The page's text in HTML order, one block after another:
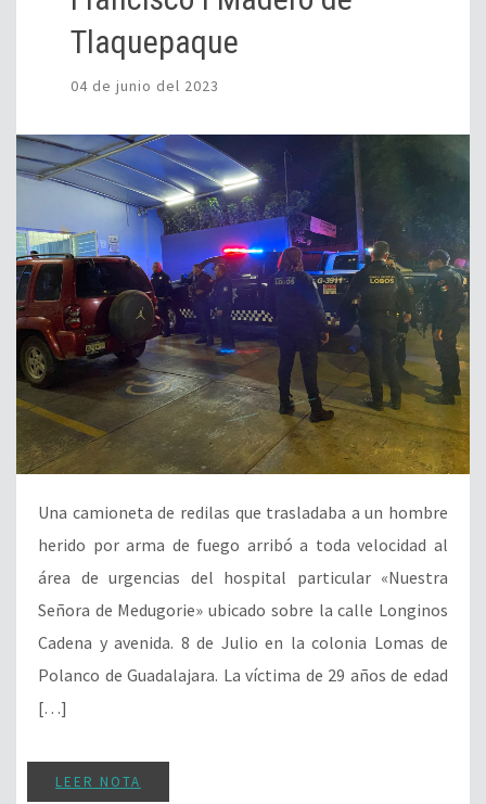
Tlaquepaque
04 de junio del 2023
Una camioneta de redilas que trasladaba a un hombre
herido por arma de fuego arribó a toda velocidad al
área de urgencias del hospital particular «Nuestra
Señora de Medugorie» ubicado sobre la calle Longinos
Cadena y avenida. 8 de Julio en la colonia Lomas de
Polanco de Guadalajara. La víctima de 29 años de edad
[…]
LEER NOTA